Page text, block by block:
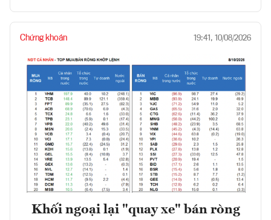
Chứng khoán 19:41, 10/08/2026
Khối ngoại lại "quay xe" bán ròng